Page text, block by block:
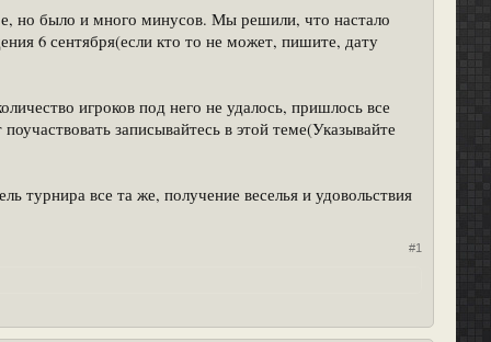
но было и много минусов. Мы решили, что настало
6 сентября(если кто то не может, пишите, дату
игроков под него не удалось, пришлось все
записывайтесь в этой теме(Указывайте
турнира все та же, получение веселья и удовольствия
#1